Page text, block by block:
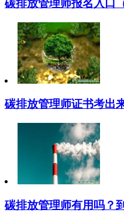
碳排放管理师报名入口
碳排放管理师证书考出
碳排放管理师有用吗？